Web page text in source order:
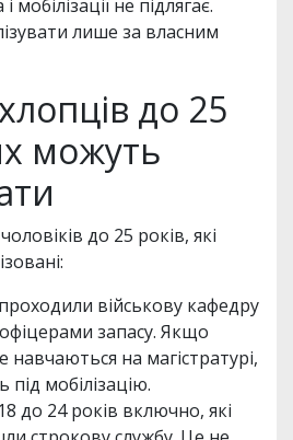
мобілізації не підлягає.
лише за власним
до 25
можуть
до 25 років, які
військову кафедру
запасу. Якщо
навчаються на магістратурі,
мобілізацію.
до 24 років включно, які